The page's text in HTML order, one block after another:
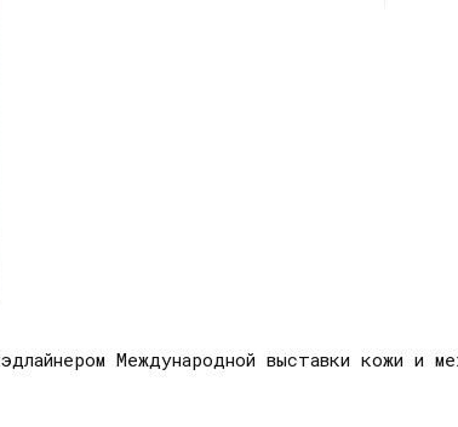
Международной выставки кожи и